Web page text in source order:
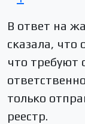
В ответ на
сказала,
что требуют
только
реестр.